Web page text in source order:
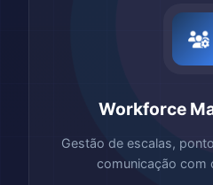
Workforce
Gestão de escalas,
comunicação com